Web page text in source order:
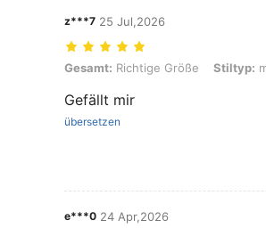
z***7 25 Jul,2026
Gesamt: Richtige Größe, Stiltyp:
Gesamt: Richtige Größe Stiltyp:
Gefällt mir
übersetzen
e***0 24 Apr,2026